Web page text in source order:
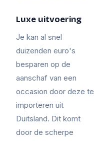
Luxe uitvoering
Je kan al snel
duizenden euro's
besparen op de
aanschaf van een
occasion door deze te
importeren uit
Duitsland. Dit komt
door de scherpe